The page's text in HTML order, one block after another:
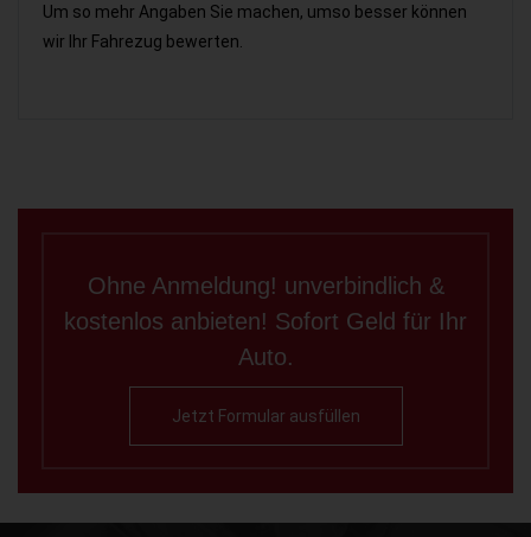
Um so mehr Angaben Sie machen, umso besser können
wir Ihr Fahrezug bewerten.
Ohne Anmeldung! unverbindlich &
kostenlos anbieten! Sofort Geld für Ihr
Auto.
Jetzt Formular ausfüllen